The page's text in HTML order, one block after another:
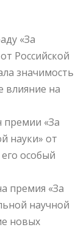
«За
Российской
значимость
влияние на
премии «За
науки» от
особый
премия «За
научной
новых